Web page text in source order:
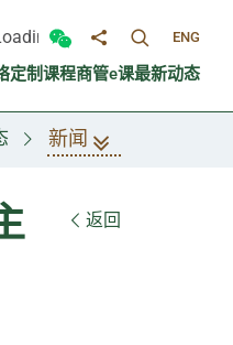
切换微信面板
分享至切换搜寻面
ENG
定制课程商管e课最新动态
新闻
返回